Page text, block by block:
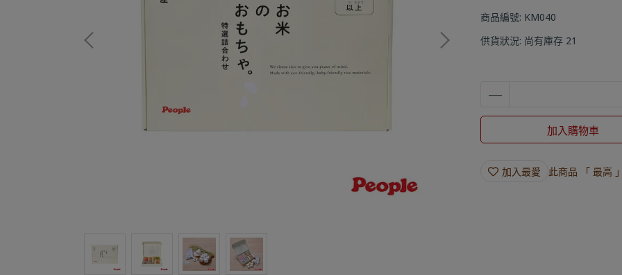
商品編號: KM040
供貨狀況: 尚有庫存 21
加入購物車
加入最愛 此商品 「 最高